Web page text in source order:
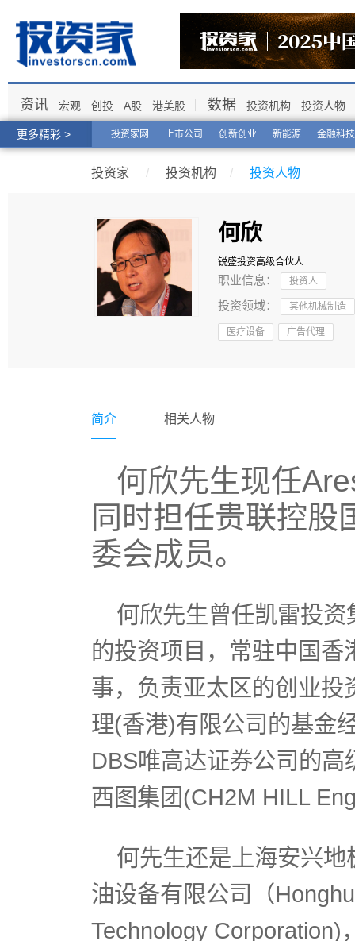
更多精彩 > 投资家网 上市公司 创新创业 新能源 金融科技
资讯 宏观 创投 A股 港美股 数据 投资机构 投资人物
投资家 / 投资机构 / 投资人物
何欣
锐盛投资高级合伙人
职业信息： 投资人
投资领域： 其他机械制造
医疗设备 广告代理
简介 相关人物
何欣先生现任
同时担任贵联控股
委会成员。
何欣先生曾任凯雷投
的投资项目，常驻中国香
事，负责亚太区的创业
理(香港)有限公司的基金
DBS唯高达证券公司的
西图集团(CH2M HILL
何先生还是上海安兴
油设备有限公司（
Technology Corporation)